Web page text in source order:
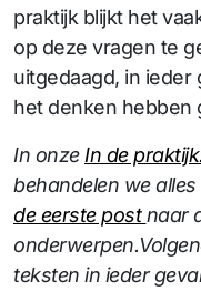
praktijk blijkt het
op deze vragen te
uitgedaagd, in ieder
het denken hebben
In onze In de
behandelen we
de eerste postnaar
teksten in ieder